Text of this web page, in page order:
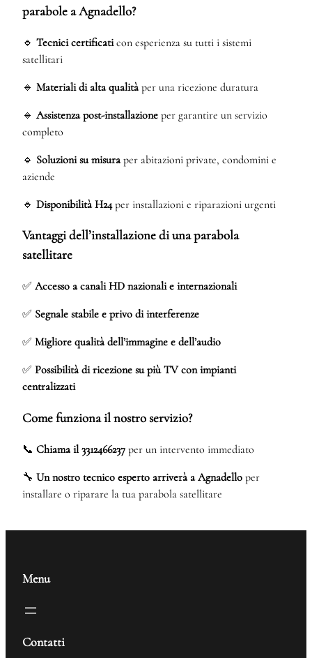
parabole a Agnadello?
🔹 Tecnici certificaticon esperienza su tutti i sistemi
satellitari
🔹 Materiali di alta qualitàper una ricezione duratura
🔹 Assistenza post-installazione per garantire un servizio
completo
🔹 Soluzioni su misuraper abitazioni private, condomini e
aziende
🔹 Disponibilità H24per installazioni e riparazioni urgenti
Vantaggi dell’installazione di una parabola
satellitare
✅ Accesso a canali HD nazionali e internazionali
✅ Segnale stabile e privo di interferenze
✅ Migliore qualità dell’immagine e dell’audio
✅ Possibilità di ricezione su più TV con impianti
centralizzati
Come funziona il nostro servizio?
📞 Chiama il 3312466237 per un intervento immediato
🔧 Un nostro tecnico esperto arriverà a Agnadello per
installare o riparare la tua parabola satellitare
Menu
Contatti